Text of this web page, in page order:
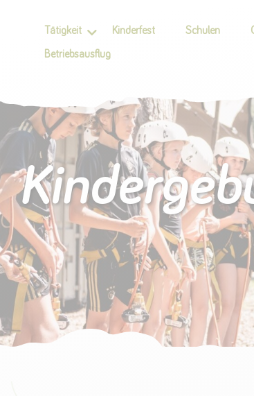
Tätigkeit Kinderfest Schulen
Betriebsausflug